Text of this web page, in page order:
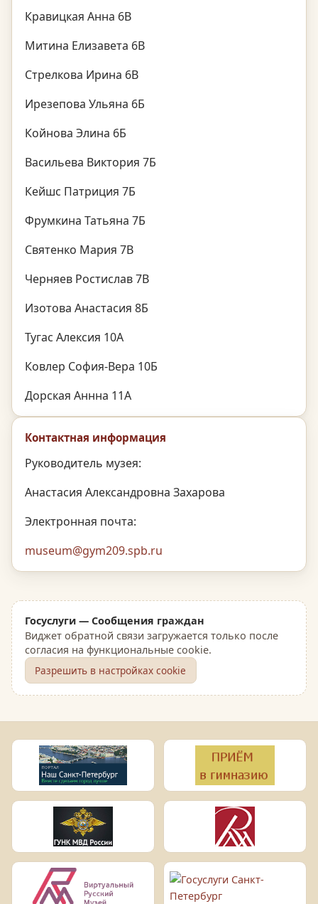
Кравицкая Анна 6В
Митина Елизавета 6В
Стрелкова Ирина 6В
Ирезепова Ульяна 6Б
Койнова Элина 6Б
Васильева Виктория 7Б
Кейшс Патриция 7Б
Фрумкина Татьяна 7Б
Святенко Мария 7В
Черняев Ростислав 7В
Изотова Анастасия 8Б
Тугас Алексия 10А
Ковлер София-Вера 10Б
Дорская Аннна 11А
Контактная информация
Руководитель музея:
Анастасия Александровна Захарова
Электронная почта:
museum@gym209.spb.ru
Госуслуги — Сообщения граждан
Виджет обратной связи загружается только после
согласия на функциональные cookie.
Разрешить в настройках cookie